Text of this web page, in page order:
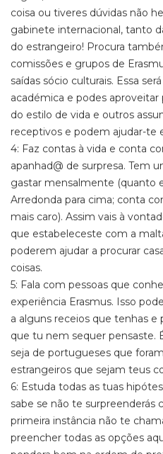
coisa ou tiveres dúvidas não
gabinete internacional, tanto
do estrangeiro! Procura
comissões e grupos de
saídas sócio culturais. Essa
académica e podes aproveitar
do estilo de vida e outros
receptivos e podem ajudar-te
4: Faz contas à vida e conta
apanhad@ de surpresa. Tem
gastar mensalmente (quanto
Arredonda para cima; conta
mais caro). Assim vais à
que estabeleceste com a
poderem ajudar a procurar
coisas.
5: Fala com pessoas que
experiência Erasmus. Isso
a alguns receios que tenhas e
que tu nem sequer pensaste.
seja de portugueses que
estrangeiros que sejam teus
6: Estuda todas as tuas
sabe se não te surpreenderás
primeira instância não te
preencher todas as opções